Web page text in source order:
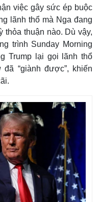
việc gây sức ép buộc
lãnh thổ mà Nga đang
thỏa thuận nào. Dù vậy,
trình Sunday Morning
Trump lại gọi lãnh thổ
đã “giành được”, khiến